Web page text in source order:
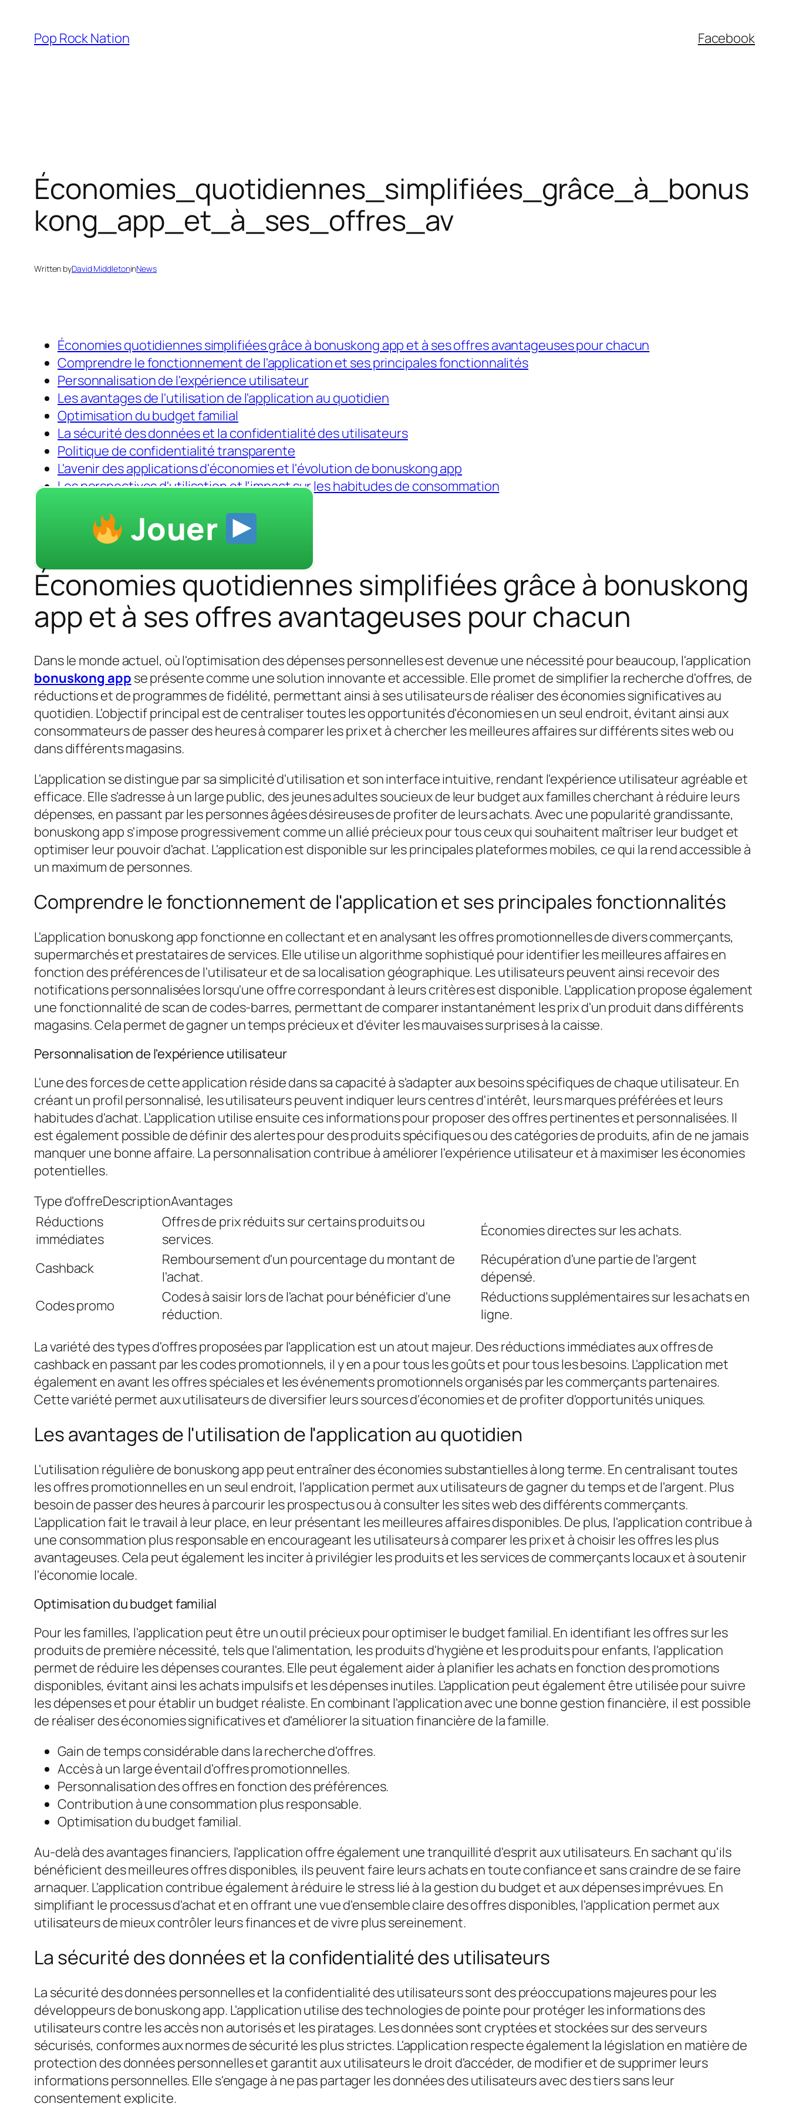
content
Pop Rock Nation Facebook
Économies_quotidiennes_simplifiées_grâce_à_bonus
kong_app_et_à_ses_offres_av
Written byDavid MiddletoninNews
Économies quotidiennes simplifiées grâce à bonuskong app et à ses offres avantageuses pour chacun
Comprendre le fonctionnement de l'application et ses principales fonctionnalités
Personnalisation de l'expérience utilisateur
Les avantages de l'utilisation de l'application au quotidien
Optimisation du budget familial
La sécurité des données et la confidentialité des utilisateurs
Politique de confidentialité transparente
L'avenir des applications d'économies et l'évolution de bonuskong app
Les perspectives d'utilisation et l'impact sur les habitudes de consommation
Jouer
Économies quotidiennes simplifiées grâce à bonuskong
app et à ses offres avantageuses pour chacun
Dans le monde actuel, où l'optimisation des dépenses personnelles est devenue une nécessité pour beaucoup, l'application
bonuskong app se présente comme une solution innovante et accessible. Elle promet de simplifier la recherche d'offres, de
réductions et de programmes de fidélité, permettant ainsi à ses utilisateurs de réaliser des économies significatives au
quotidien. L'objectif principal est de centraliser toutes les opportunités d'économies en un seul endroit, évitant ainsi aux
consommateurs de passer des heures à comparer les prix et à chercher les meilleures affaires sur différents sites web ou
dans différents magasins.
L'application se distingue par sa simplicité d'utilisation et son interface intuitive, rendant l'expérience utilisateur agréable et
efficace. Elle s'adresse à un large public, des jeunes adultes soucieux de leur budget aux familles cherchant à réduire leurs
dépenses, en passant par les personnes âgées désireuses de profiter de leurs achats. Avec une popularité grandissante,
bonuskong app s'impose progressivement comme un allié précieux pour tous ceux qui souhaitent maîtriser leur budget et
optimiser leur pouvoir d'achat. L'application est disponible sur les principales plateformes mobiles, ce qui la rend accessible à
un maximum de personnes.
Comprendre le fonctionnement de l'application et ses principales fonctionnalités
L'application bonuskong app fonctionne en collectant et en analysant les offres promotionnelles de divers commerçants,
supermarchés et prestataires de services. Elle utilise un algorithme sophistiqué pour identifier les meilleures affaires en
fonction des préférences de l'utilisateur et de sa localisation géographique. Les utilisateurs peuvent ainsi recevoir des
notifications personnalisées lorsqu'une offre correspondant à leurs critères est disponible. L'application propose également
une fonctionnalité de scan de codes-barres, permettant de comparer instantanément les prix d'un produit dans différents
magasins. Cela permet de gagner un temps précieux et d'éviter les mauvaises surprises à la caisse.
Personnalisation de l'expérience utilisateur
L'une des forces de cette application réside dans sa capacité à s'adapter aux besoins spécifiques de chaque utilisateur. En
créant un profil personnalisé, les utilisateurs peuvent indiquer leurs centres d'intérêt, leurs marques préférées et leurs
habitudes d'achat. L'application utilise ensuite ces informations pour proposer des offres pertinentes et personnalisées. Il
est également possible de définir des alertes pour des produits spécifiques ou des catégories de produits, afin de ne jamais
manquer une bonne affaire. La personnalisation contribue à améliorer l'expérience utilisateur et à maximiser les économies
potentielles.
Type d'offreDescriptionAvantages
Réductions
immédiates
Offres de prix réduits sur certains produits ou
services.
Économies directes sur les achats.
Cashback
Remboursement d'un pourcentage du montant de
l'achat.
Récupération d'une partie de l'argent
dépensé.
Codes promo
Codes à saisir lors de l'achat pour bénéficier d'une
réduction.
Réductions supplémentaires sur les achats en
ligne.
La variété des types d'offres proposées par l'application est un atout majeur. Des réductions immédiates aux offres de
cashback en passant par les codes promotionnels, il y en a pour tous les goûts et pour tous les besoins. L'application met
également en avant les offres spéciales et les événements promotionnels organisés par les commerçants partenaires.
Cette variété permet aux utilisateurs de diversifier leurs sources d'économies et de profiter d'opportunités uniques.
Les avantages de l'utilisation de l'application au quotidien
L'utilisation régulière de bonuskong app peut entraîner des économies substantielles à long terme. En centralisant toutes
les offres promotionnelles en un seul endroit, l'application permet aux utilisateurs de gagner du temps et de l'argent. Plus
besoin de passer des heures à parcourir les prospectus ou à consulter les sites web des différents commerçants.
L'application fait le travail à leur place, en leur présentant les meilleures affaires disponibles. De plus, l'application contribue à
une consommation plus responsable en encourageant les utilisateurs à comparer les prix et à choisir les offres les plus
avantageuses. Cela peut également les inciter à privilégier les produits et les services de commerçants locaux et à soutenir
l'économie locale.
Optimisation du budget familial
Pour les familles, l'application peut être un outil précieux pour optimiser le budget familial. En identifiant les offres sur les
produits de première nécessité, tels que l'alimentation, les produits d'hygiène et les produits pour enfants, l'application
permet de réduire les dépenses courantes. Elle peut également aider à planifier les achats en fonction des promotions
disponibles, évitant ainsi les achats impulsifs et les dépenses inutiles. L'application peut également être utilisée pour suivre
les dépenses et pour établir un budget réaliste. En combinant l'application avec une bonne gestion financière, il est possible
de réaliser des économies significatives et d'améliorer la situation financière de la famille.
Gain de temps considérable dans la recherche d'offres.
Accès à un large éventail d'offres promotionnelles.
Personnalisation des offres en fonction des préférences.
Contribution à une consommation plus responsable.
Optimisation du budget familial.
Au-delà des avantages financiers, l'application offre également une tranquillité d'esprit aux utilisateurs. En sachant qu'ils
bénéficient des meilleures offres disponibles, ils peuvent faire leurs achats en toute confiance et sans craindre de se faire
arnaquer. L'application contribue également à réduire le stress lié à la gestion du budget et aux dépenses imprévues. En
simplifiant le processus d'achat et en offrant une vue d'ensemble claire des offres disponibles, l'application permet aux
utilisateurs de mieux contrôler leurs finances et de vivre plus sereinement.
La sécurité des données et la confidentialité des utilisateurs
La sécurité des données personnelles et la confidentialité des utilisateurs sont des préoccupations majeures pour les
développeurs de bonuskong app. L'application utilise des technologies de pointe pour protéger les informations des
utilisateurs contre les accès non autorisés et les piratages. Les données sont cryptées et stockées sur des serveurs
sécurisés, conformes aux normes de sécurité les plus strictes. L'application respecte également la législation en matière de
protection des données personnelles et garantit aux utilisateurs le droit d'accéder, de modifier et de supprimer leurs
informations personnelles. Elle s'engage à ne pas partager les données des utilisateurs avec des tiers sans leur
consentement explicite.